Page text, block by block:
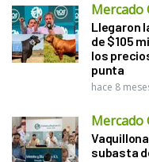
Mercado
Llegaron
de $105
los
punta
hace 8
Mercado
subasta